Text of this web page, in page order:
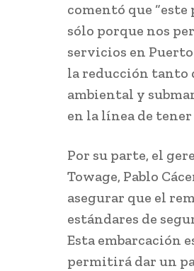
comentó que
sólo porque nos
servicios en
la reducción tanto
ambiental y
en la línea de tener
Por su parte, el
Towage, Pablo
asegurar que el
estándares de
Esta embarcación
permitirá dar un